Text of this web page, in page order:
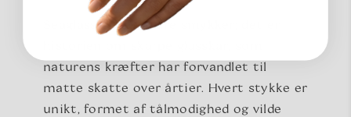
Seaglass er ikke bare smykker; det er
naturens kræfter har forvandlet til
matte skatte over årtier. Hvert stykke er
unikt, formet af tålmodighed og vilde